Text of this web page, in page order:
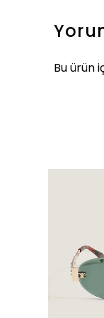
Bu ürün